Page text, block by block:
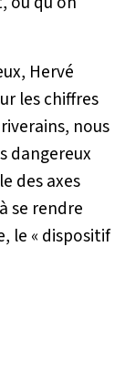
Hervé
les chiffres
nous
dangereux
des axes
se rendre
le « dispositif